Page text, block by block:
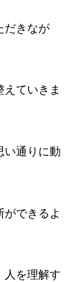
だきなが
ていきま
い通りに動
できるよ
人を理解す